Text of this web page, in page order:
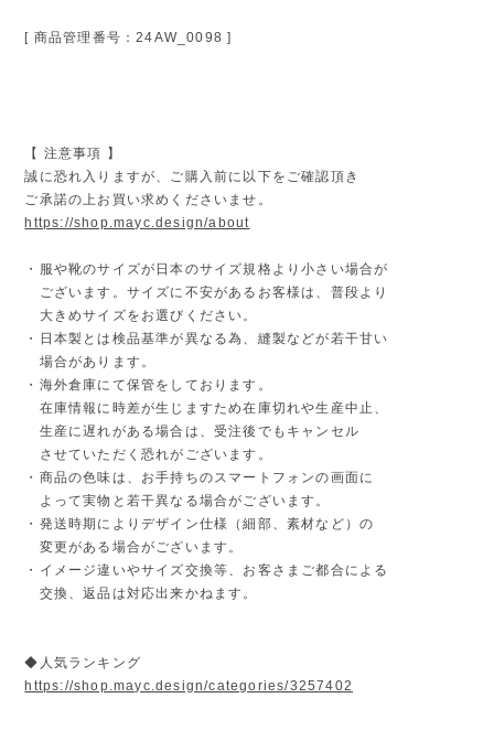
[ 商品管理番号：24AW_0098 ]
【 注意事項 】
誠に恐れ入りますが、ご購入前に以下をご確認頂き
ご承諾の上お買い求めくださいませ。
https://shop.mayc.design/about
・服や靴のサイズが日本のサイズ規格より小さい場合が
ございます。サイズに不安があるお客様は、普段より
大きめサイズをお選びください。
・日本製とは検品基準が異なる為、縫製などが若干甘い
場合があります。
・海外倉庫にて保管をしております。
在庫情報に時差が生じますため在庫切れや生産中止、
生産に遅れがある場合は、受注後でもキャンセル
させていただく恐れがございます。
・商品の色味は、お手持ちのスマートフォンの画面に
よって実物と若干異なる場合がございます。
・発送時期によりデザイン仕様（細部、素材など）の
変更がある場合がございます。
・イメージ違いやサイズ交換等、お客さまご都合による
交換、返品は対応出来かねます。
◆人気ランキング
https://shop.mayc.design/categories/3257402